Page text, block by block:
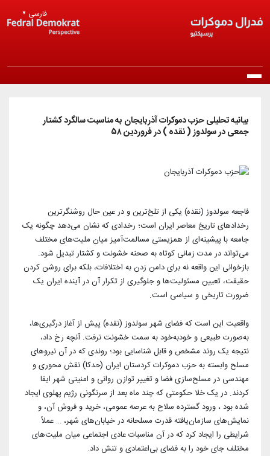
فارسی ▼
درباره ما
معرفی حزب
اساسنامه
منشور اخلاقی
شبکه های اجتماعی حزب
شورای مرکزی
انتشارات
راپورتلار
مقالات و دیدگاه‌ها
ویدئو‌ها
اخبار
اخبار روز
اخبار حزب
عضویت در حزب
آرشیو بیرلیک
آختار
بیانیه تحلیلی حزب دموکرات آذربایجان به مناسبت سالگرد کشتار
جمعی در سولدوز ( نقده ) در فروردین ۵۸
فاجعه سولدوز (نقده) یکی از تلخ‌ترین و در عین حال روشنگرترین
رخدادهای تاریخ معاصر ایران است؛ رخدادی که نشان می‌دهد چگونه یک
جامعه با پیشینه‌ای از همزیستی مسالمت‌آمیز میان ملیت‌های مختلف
می‌تواند در مدت زمانی کوتاه به صحنه خشونت و کشتار تبدیل شود.
بازخوانی این واقعه نه برای دامن زدن به اختلافات، بلکه برای روشن کردن
حقیقت، تعیین مسئولیت‌ها و جلوگیری از تکرار آن در آینده ایران یک
ضرورت تاریخی و سیاسی است.
واقعیت این است که فضای شهر سولدوز (نقده) پیش از آغاز درگیری‌ها،
به‌صورت طبیعی و خودبه‌خود به سمت خشونت نرفت. آنچه رخ داد،
نتیجه یک روند مشخص و قابل شناسایی بود؛ روندی که در آن نیروهای
مسلح وابسته به حزب دموکرات کردستان ایران (حدکا) نقش محوری ‌و
مهندسی در مسلح‌سازی فضا و تغییر توازن روانی و امنیتی شهر ایفا
کردند. در یک خلا حکومتی که چند ماه بعد از سرنگونی رژیم پهلوی ایجاد
شده بود ، ورود گسترده سلاح به عرصه عمومی، خرید و فروش آن، و
نمایش‌های سازمان‌یافته قدرت مسلحانه در خیابان‌های شهر، … عملاً
شرایطی را ایجاد کرد که در آن مناسبات عادی اجتماعی میان ملیت‌های
مختلف جای خود را به فضای بی‌اعتمادی و تنش داد.